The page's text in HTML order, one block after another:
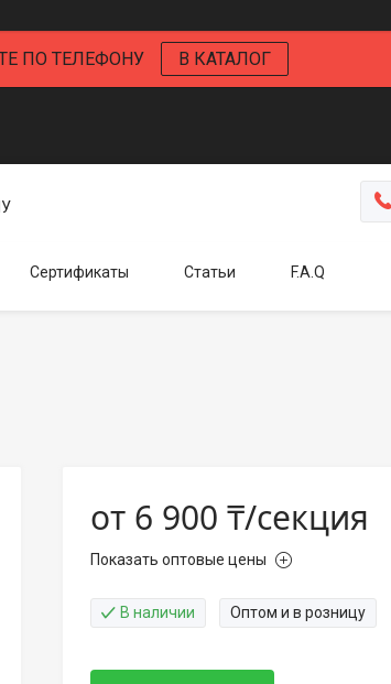
ПО ТЕЛЕФОНУ В КАТАЛОГ
Сертификаты Статьи F.A.Q
от 6 900 ₸/секция
Показать оптовые цены
В наличии Оптом и в розницу